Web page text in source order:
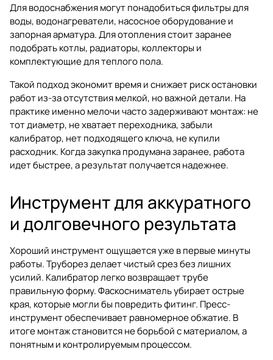
Для водоснабжения могут понадобитьсяфильтры для
воды, водонагреватели, насосное оборудованиеи
запорная арматура. Для отопления стоит заранее
подобратькотлы, радиаторы, коллекторы и
комплектующие для теплого пола.
Такой подход экономит время и снижает риск остановки
работ из-за отсутствия мелкой, но важной детали. На
практике именно мелочи часто задерживают монтаж: не
тот диаметр, не хватает переходника, забыли
калибратор, нет подходящего ключа, не купили
расходник. Когда закупка продумана заранее, работа
идет быстрее, а результат получается надежнее.
Инструмент для аккуратного
и долговечного результата
Хороший инструмент ощущается уже в первые минуты
работы. Труборез делает чистый срез без лишних
усилий. Калибратор легко возвращает трубе
правильную форму. Фаскосниматель убирает острые
края, которые могли бы повредить фитинг. Пресс-
инструмент обеспечивает равномерное обжатие. В
итоге монтаж становится не борьбой с материалом, а
понятным и контролируемым процессом.